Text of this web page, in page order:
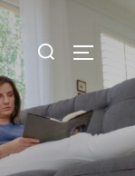
Search